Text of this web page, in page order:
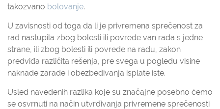
takozvano bolovanje.
U zavisnosti od toga da li je privremena sprečenost za
rad nastupila zbog bolesti ili povrede van rada s jedne
strane, ili zbog bolesti ili povrede na radu, zakon
predviđa različita rešenja, pre svega u pogledu visine
naknade zarade i obezbeđivanja isplate iste.
Usled navedenih razlika koje su značajne posebno ćemo
se osvrnuti na način utvrđivanja privremene sprečenosti